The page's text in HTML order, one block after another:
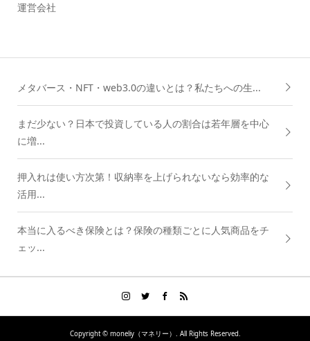
運営会社
メタバース・NFT・web3.0の違いとは？私たちへの生...
まだ少ない？日本で投資している人の割合は若年層を中心
に増...
押入れは使い方次第！収納率を上げられないなら効率的な
活用...
本当に入るべき保険とは？保険の種類ごとに人気商品をチ
ェッ...
Copyright ©moneliy（マネリー）. All Rights Reserved.